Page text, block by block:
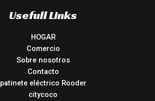
Usefull Links
HOGAR
Comercio
Sobre nosotros
Contacto
patinete eléctrico Rooder
citycoco